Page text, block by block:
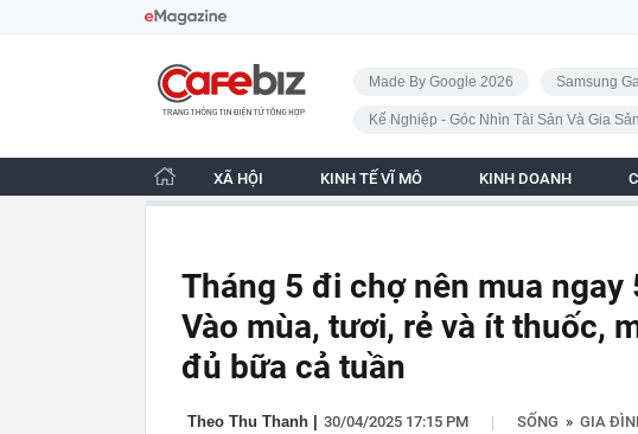
CafeBiz - Trang chủ
Made By Google 2026 Samsung
Kế Nghiệp - Góc Nhìn Tài Sản Và Gia Sản
XÃ HỘI KINH TẾ VĨ MÔ KINH DOANH
Tháng 5 đi chợ nên mua ngay
Vào mùa, tươi, rẻ và ít thuốc,
đủ bữa cả tuần
Theo Thu Thanh 30/04/2025 17:15 PM | SỐNG » GIA